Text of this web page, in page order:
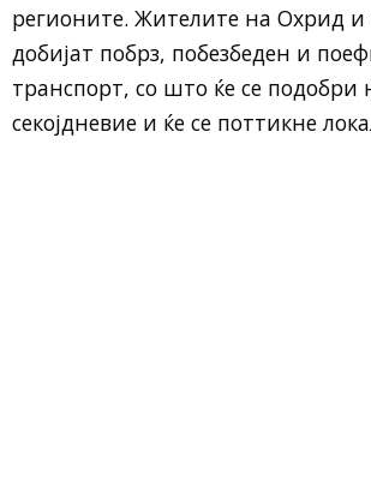
регионите. Жителите на Охрид и
добијат побрз, побезбеден и
транспорт, со што ќе се подобри
секојдневие и ќе се поттикне